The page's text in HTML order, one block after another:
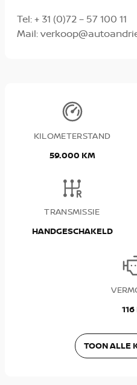
Tel:+ 31 (0)72 – 57 100 11
Mail:
KILOMETERSTAND
59.000 KM
TRANSMISSIE
HANDGESCHAKELD
TOON ALLE